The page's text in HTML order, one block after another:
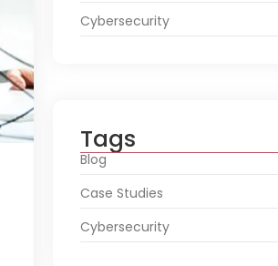
Cybersecurity
Tags
Blog
Case Studies
Cybersecurity